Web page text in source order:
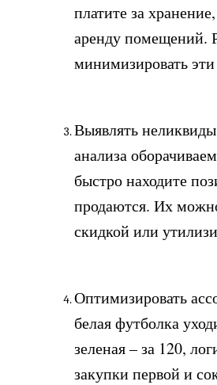
платите за
аренду помещений.
минимизировать эти
Выявлять
анализа
быстро находите
продаются. Их
скидкой или
Оптимизировать
белая футболка
зеленая – за 120,
закупки первой и